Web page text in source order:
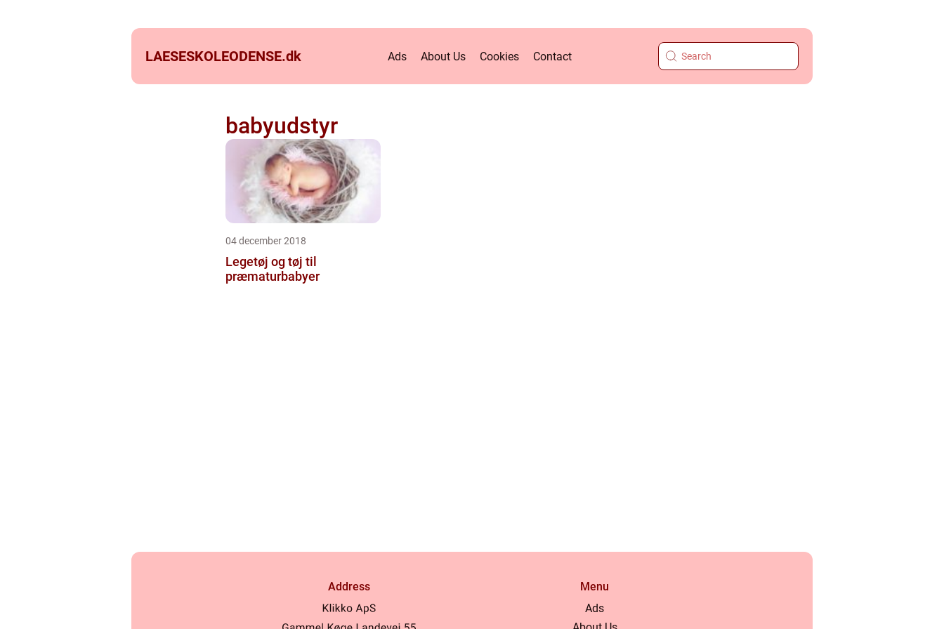
LAESESKOLEODENSE.dk Ads About Us Cookies Contact
babyudstyr
04 december 2018
Legetøj og tøj til
præmaturbabyer
Address
Menu
Ads